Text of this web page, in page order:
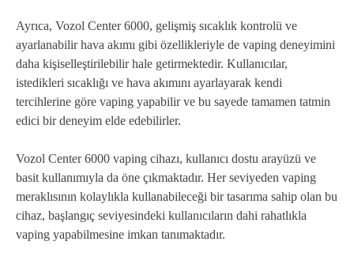
Ayrıca, Vozol Center 6000, gelişmiş sıcaklık kontrolü ve
ayarlanabilir hava akımı gibi özellikleriyle de vaping deneyimini
daha kişiselleştirilebilir hale getirmektedir. Kullanıcılar,
istedikleri sıcaklığı ve hava akımını ayarlayarak kendi
tercihlerine göre vaping yapabilir ve bu sayede tamamen tatmin
edici bir deneyim elde edebilirler.
Vozol Center 6000 vaping cihazı, kullanıcı dostu arayüzü ve
basit kullanımıyla da öne çıkmaktadır. Her seviyeden vaping
meraklısının kolaylıkla kullanabileceği bir tasarıma sahip olan bu
cihaz, başlangıç seviyesindeki kullanıcıların dahi rahatlıkla
vaping yapabilmesine imkan tanımaktadır.